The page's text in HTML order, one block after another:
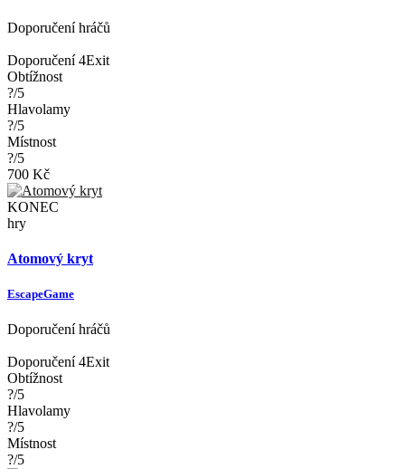
Doporučení hráčů
Doporučení 4Exit
Obtížnost
?/5
Hlavolamy
?/5
Místnost
?/5
700 Kč
KONEC
hry
Atomový kryt
EscapeGame
Doporučení hráčů
Doporučení 4Exit
Obtížnost
?/5
Hlavolamy
?/5
Místnost
?/5